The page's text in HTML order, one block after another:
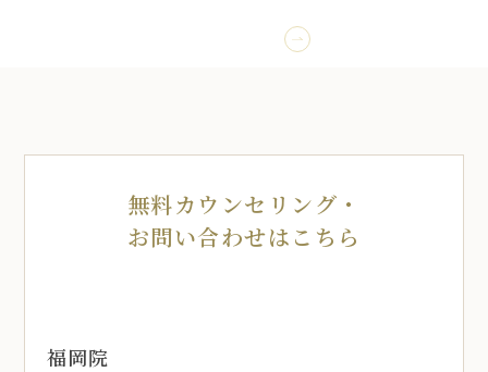
無料カウンセリング・
お問い合わせはこちら
福岡院